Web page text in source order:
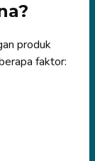
produk
faktor: